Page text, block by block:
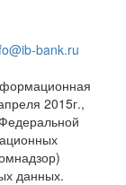
bank.ru
2015г.,
данных.